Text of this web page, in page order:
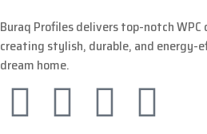
Buraq Profiles delivers top-notch WPC
creating stylish, durable, and
dream home.